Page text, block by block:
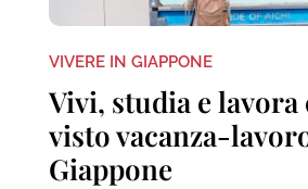
VIVERE IN GIAPPONE
Vivi, studia e lavora
visto vacanza-
Giappone